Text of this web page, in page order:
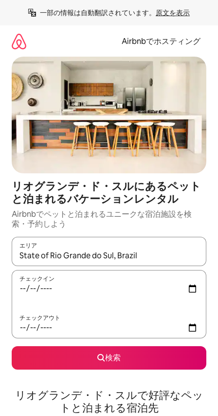
一部の情報は自動翻訳されています。 原文を表示
Airbnbでホスティング
リオグランデ・ド・スルにあるペット
と泊まれるバケーションレンタル
Airbnbでペットと泊まれるユニークな宿泊施設を検
索・予約しよう
エリア
検索結果が表示されたら、上下の矢印キーを使って移動するか
チェックイン
チェックアウト
検索
リオグランデ・ド・スルで好評なペッ
トと泊まれる宿泊先